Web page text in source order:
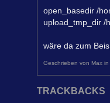
open_basedir /
upload_tmp_dir /
wäre da zum
Geschrieben von Max in
TRACKBACKS